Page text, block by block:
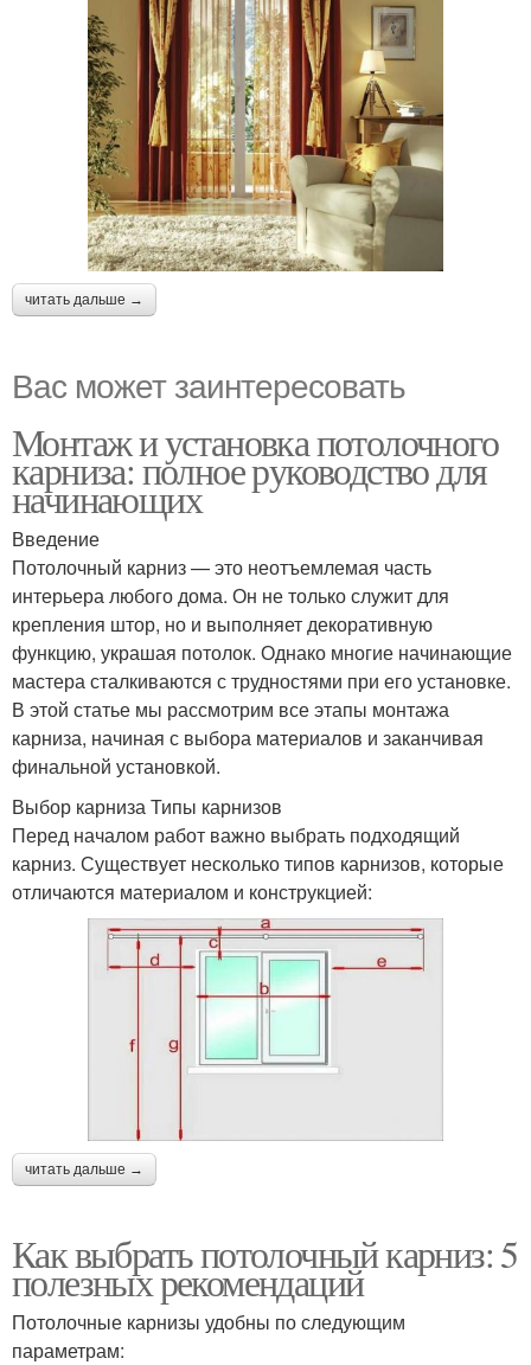
читать дальше →
Вас может заинтересовать
Монтаж и установка потолочного
карниза: полное руководство для
начинающих
Введение
Потолочный карниз — это неотъемлемая часть
интерьера любого дома. Он не только служит для
крепления штор, но и выполняет декоративную
функцию, украшая потолок. Однако многие начинающие
мастера сталкиваются с трудностями при его установке.
В этой статье мы рассмотрим все этапы монтажа
карниза, начиная с выбора материалов и заканчивая
финальной установкой.
Выбор карниза Типы карнизов
Перед началом работ важно выбрать подходящий
карниз. Существует несколько типов карнизов, которые
отличаются материалом и конструкцией:
читать дальше →
Как выбрать потолочный карниз: 5
полезных рекомендаций
Потолочные карнизы удобны по следующим
параметрам: